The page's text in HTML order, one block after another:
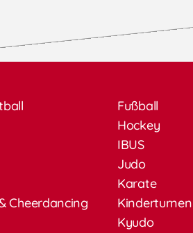
Cheerdancing
Fußball
Hockey
IBUS
Judo
Karate
Kinderturnen
Kyudo